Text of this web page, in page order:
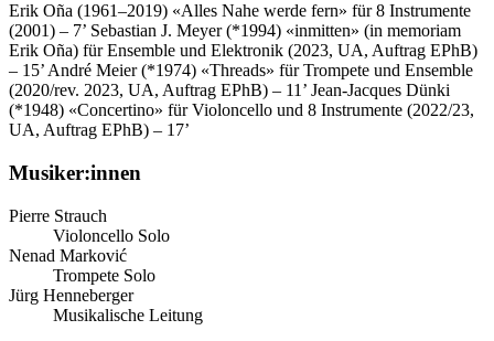
Erik Oña (1961–2019) «Alles Nahe werde fern» für 8 Instrumente
(2001) – 7’ Sebastian J. Meyer (*1994) «inmitten» (in memoriam
Erik Oña) für Ensemble und Elektronik (2023, UA, Auftrag EPhB)
– 15’ André Meier (*1974) «Threads» für Trompete und Ensemble
(2020/rev. 2023, UA, Auftrag EPhB) – 11’ Jean-Jacques Dünki
(*1948) «Concertino» für Violoncello und 8 Instrumente (2022/23,
UA, Auftrag EPhB) – 17’
Musiker:innen
Pierre Strauch
Violoncello Solo
Nenad Marković
Trompete Solo
Jürg Henneberger
Musikalische Leitung